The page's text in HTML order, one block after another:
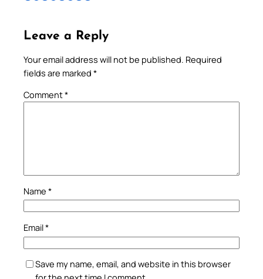
Leave a Reply
Your email address will not be published. Required
fields are marked *
Comment*
Name *
Email*
Save my name, email, and website in this browser